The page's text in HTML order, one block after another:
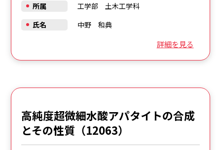
詳細を見る
所属
工学部 土木工学科
氏名
中野 和典
高純度超微細水酸アパタイトの合成
とその性質（12063）